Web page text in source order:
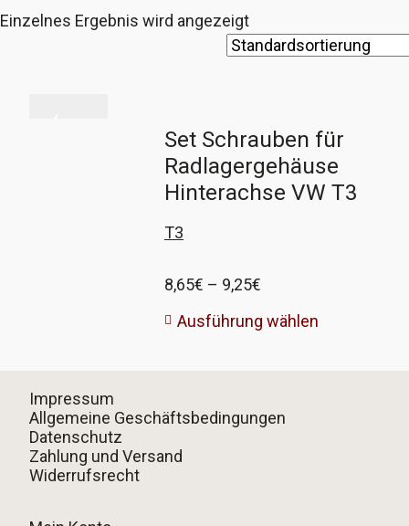
Einzelnes Ergebnis wird angezeigt
Set Schrauben für
Radlagergehäuse
Hinterachse VW T3
T3
8,65€ – 9,25€
bis
Ausführung wählen
Impressum
Allgemeine Geschäftsbedingungen
Datenschutz
Zahlung und Versand
Widerrufsrecht